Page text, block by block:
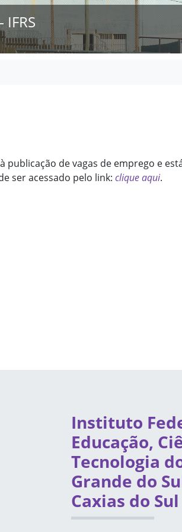
IFRS
de vagas de emprego e
ser acessado pelo link: clique aqui.
Instituto
Educação,
Tecnologia
Grande do
Caxias do Sul